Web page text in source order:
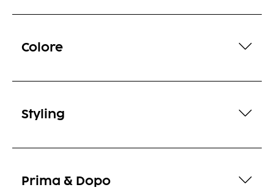
Colore
Styling
Prima & Dopo